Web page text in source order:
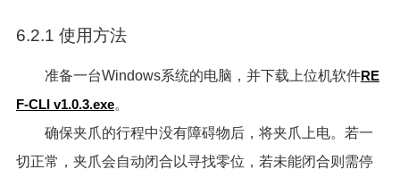
6.2.1 使用方法
准备一台Windows系统的电脑，并下载上位机软件RE
F-CLI v1.0.3.exe。
确保夹爪的行程中没有障碍物后，将夹爪上电。若一
切正常，夹爪会自动闭合以寻找零位，若未能闭合则需停